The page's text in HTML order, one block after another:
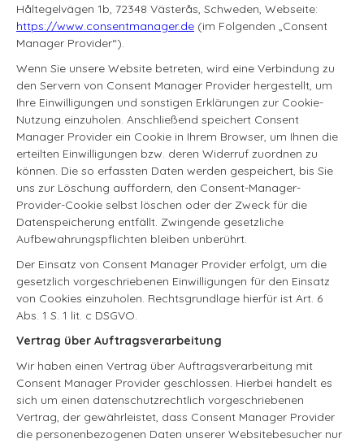
Håltegelvägen 1b, 72348 Västerås, Schweden, Webseite:
https://www.consentmanager.de (im Folgenden „Consent
Manager Provider“).
Wenn Sie unsere Website betreten, wird eine Verbindung zu
den Servern von Consent Manager Provider hergestellt, um
Ihre Einwilligungen und sonstigen Erklärungen zur Cookie-
Nutzung einzuholen. Anschließend speichert Consent
Manager Provider ein Cookie in Ihrem Browser, um Ihnen die
erteilten Einwilligungen bzw. deren Widerruf zuordnen zu
können. Die so erfassten Daten werden gespeichert, bis Sie
uns zur Löschung auffordern, den Consent-Manager-
Provider-Cookie selbst löschen oder der Zweck für die
Datenspeicherung entfällt. Zwingende gesetzliche
Aufbewahrungspflichten bleiben unberührt.
Der Einsatz von Consent Manager Provider erfolgt, um die
gesetzlich vorgeschriebenen Einwilligungen für den Einsatz
von Cookies einzuholen. Rechtsgrundlage hierfür ist Art. 6
Abs. 1 S. 1 lit. c DSGVO.
Vertrag über Auftragsverarbeitung
Wir haben einen Vertrag über Auftragsverarbeitung mit
Consent Manager Provider geschlossen. Hierbei handelt es
sich um einen datenschutzrechtlich vorgeschriebenen
Vertrag, der gewährleistet, dass Consent Manager Provider
die personenbezogenen Daten unserer Websitebesucher nur